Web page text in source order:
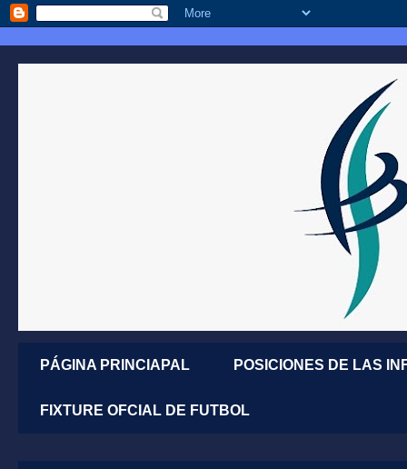
PÁGINA PRINCIAPAL POSICIONES DE LAS
FIXTURE OFCIAL DE FUTBOL